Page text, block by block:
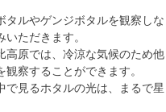
ルやゲンジボタルを観察しな
ただきます。
高原では、冷涼な気候のため他
察することができます。
見るホタルの光は、まるで星